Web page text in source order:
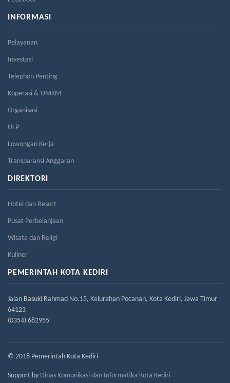
INFORMASI
Pelayanan
Investasi
Telephon Penting
Koperasi & UMKM
Organisasi
ULP
Lowongan Kerja
Transparansi Anggaran
DIREKTORI
Hotel dan Resort
Pusat Perbelanjaan
Wisata dan Religi
Kuliner
PEMERINTAH KOTA KEDIRI
Jalan Basuki Rahmad No.15, Kelurahan Pocanan, Kota Kediri, Jawa Timur
64123
(0354) 682955
© 2018 Pemerintah Kota Kediri
Support by Dinas Komunikasi dan Informatika Kota Kediri